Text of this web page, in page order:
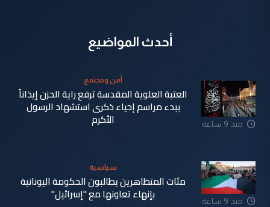
أحدث المواضيع
منذ 9 ساعة
أمن ومجتمع
العتبة العلوية المقدسة ترفع راية الحزن إيذاناً
ببدء مراسم إحياء ذكرى استشهاد الرسول
الأكرم
منذ 9 ساعة
سياسية
مئات المتظاهرين يطالبون الحكومة اليونانية
بإنهاء تعاونها مع "إسرائيل"